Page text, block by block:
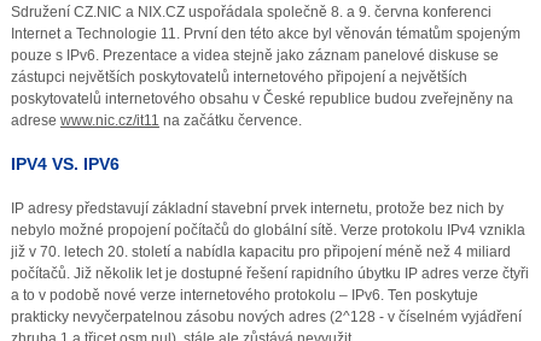
Sdružení CZ.NIC a NIX.CZ uspořádala společně 8. a 9. června konferenci
Internet a Technologie 11. První den této akce byl věnován tématům spojeným
pouze s IPv6. Prezentace a videa stejně jako záznam panelové diskuse se
zástupci největších poskytovatelů internetového připojení a největších
poskytovatelů internetového obsahu v České republice budou zveřejněny na
adrese www.nic.cz/it11 na začátku července.
IPV4 VS. IPV6
IP adresy představují základní stavební prvek internetu, protože bez nich by
nebylo možné propojení počítačů do globální sítě. Verze protokolu IPv4 vznikla
již v 70. letech 20. století a nabídla kapacitu pro připojení méně než 4 miliard
počítačů. Již několik let je dostupné řešení rapidního úbytku IP adres verze čtyři
a to v podobě nové verze internetového protokolu – IPv6. Ten poskytuje
prakticky nevyčerpatelnou zásobu nových adres (2^128 - v číselném vyjádření